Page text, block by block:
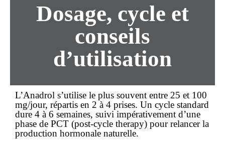
Dosage, cycle et
conseils
d’utilisation
L’Anadrol s’utilise le plus souvent entre 25 et 100
mg/jour, répartis en 2 à 4 prises. Un cycle standard
dure 4 à 6 semaines, suivi impérativement d’une
phase de PCT (post-cycle therapy) pour relancer la
production hormonale naturelle.